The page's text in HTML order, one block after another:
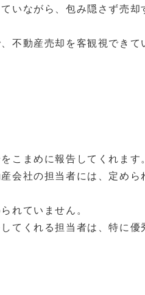
いながら、包み隠さず売
不動産売却を客観視でき
こまめに報告してくれます
会社の担当者には、定め
れていません。
てくれる担当者は、特に